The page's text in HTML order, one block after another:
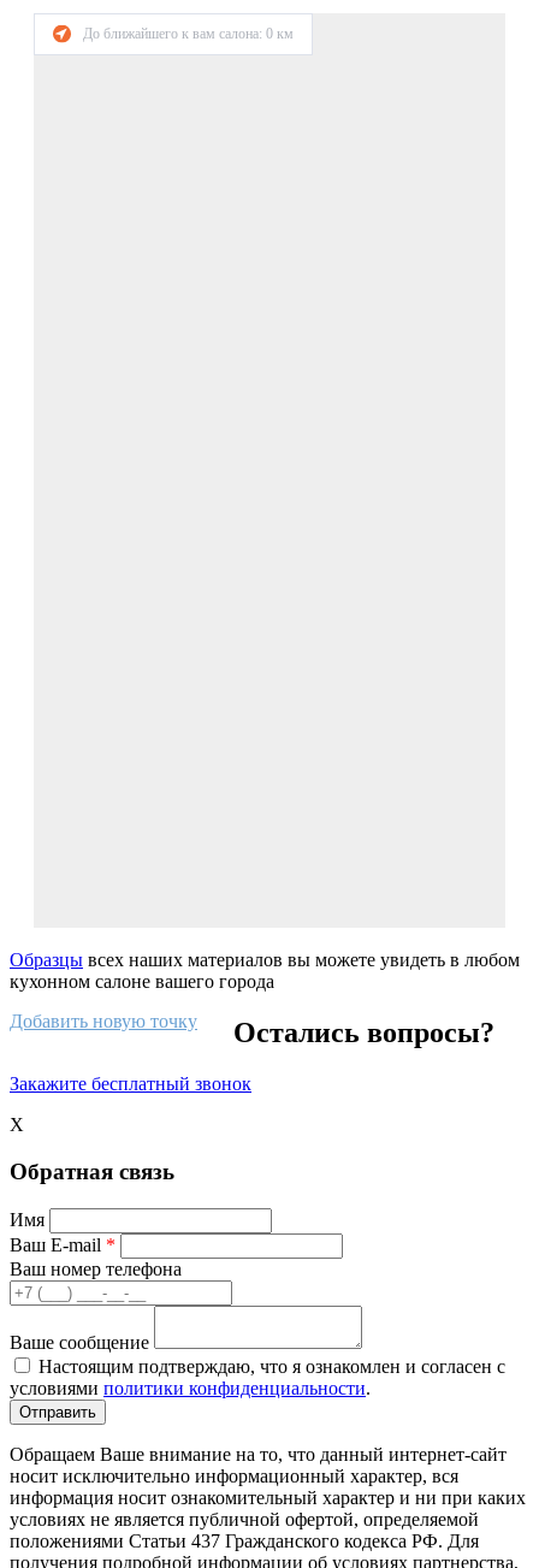
До ближайшего к вам салона: 0 км
Образцы всех наших материалов вы можете увидеть в любом
кухонном салоне вашего города
Добавить новую точку
Остались вопросы?
Закажите бесплатный звонок
X
Обратная связь
Имя
Ваш E-mail *
Ваш номер телефона
Ваше сообщение
Настоящим подтверждаю, что я ознакомлен и согласен с
условиями политики конфиденциальности.
Обращаем Ваше внимание на то, что данный интернет-сайт
носит исключительно информационный характер, вся
информация носит ознакомительный характер и ни при каких
условиях не является публичной офертой, определяемой
положениями Статьи 437 Гражданского кодекса РФ. Для
получения подробной информации об условиях партнерства,